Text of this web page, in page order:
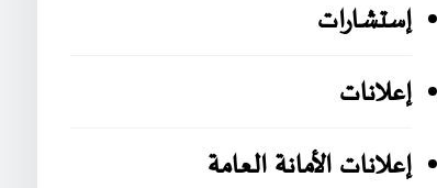
إستشارات
إعلانات
إعلانات الأمانة العامة